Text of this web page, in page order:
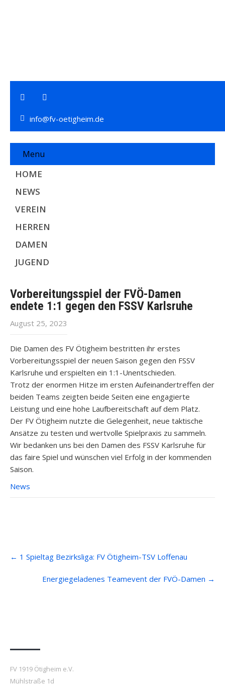
info@fv-oetigheim.de
Menu
HOME
NEWS
VEREIN
HERREN
DAMEN
JUGEND
Vorbereitungsspiel der FVÖ-Damen
endete 1:1 gegen den FSSV Karlsruhe
August 25, 2023
Die Damen des FV Ötigheim bestritten ihr erstes
Vorbereitungsspiel der neuen Saison gegen den FSSV
Karlsruhe und erspielten ein 1:1-Unentschieden.
Trotz der enormen Hitze im ersten Aufeinandertreffen der
beiden Teams zeigten beide Seiten eine engagierte
Leistung und eine hohe Laufbereitschaft auf dem Platz.
Der FV Ötigheim nutzte die Gelegenheit, neue taktische
Ansätze zu testen und wertvolle Spielpraxis zu sammeln.
Wir bedanken uns bei den Damen des FSSV Karlsruhe für
das faire Spiel und wünschen viel Erfolg in der kommenden
Saison.
News
navigation
← 1 Spieltag Bezirksliga: FV Ötigheim-TSV Loffenau
Energiegeladenes Teamevent der FVÖ-Damen →
FV 1919 Ötigheim e.V.
Mühlstraße 1d